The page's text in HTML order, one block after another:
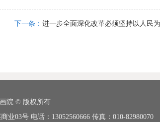
下一条： 进一步全面深化改革必须坚持以人民
会精
院 © 版权所有
03号 电话：13052560666 传真：010-82980070